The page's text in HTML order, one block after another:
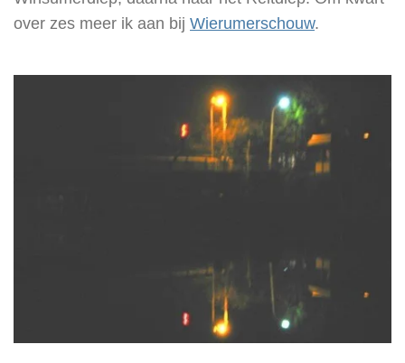
over zes meer ik aan bij Wierumerschouw.